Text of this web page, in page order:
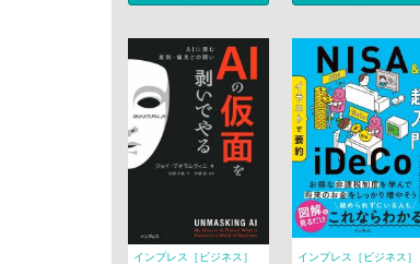
インプレス［ビジネス］
インプレス［ビジネス］